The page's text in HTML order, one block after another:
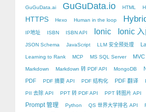
GuGuData.ai GuGuData.io HTML
HTTPS Hexo Human in the loop
IP地址 ISBN ISBN API Ionic Ionic
JSON Schema JavaScript LLM 安全预处理
Learning to Rank MCP MS SQL Server MVC
Markdown Markdown 转 PDF API MongoDB
PDF PDF 摘要 API PDF 结构化 PDF 翻译
PII 去除 API PPT 转 PDF API PPT 转图片 API
Prompt 管理
Python QS 世界大学排名 API